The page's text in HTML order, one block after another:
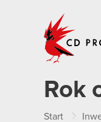
Rok
Start